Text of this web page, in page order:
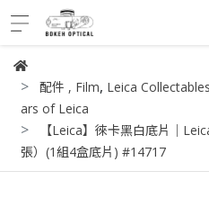
配件 , Film, Leica Collectables
ars of Leica
【Leica】徠卡黑白底片｜
張）(1組4盒底片) #14717